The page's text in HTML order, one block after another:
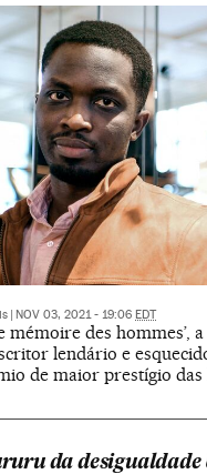
NOV 03, 2021 - 19:06 EDT
mémoire des hommes’,
lendário e
de maior prestígio das
da